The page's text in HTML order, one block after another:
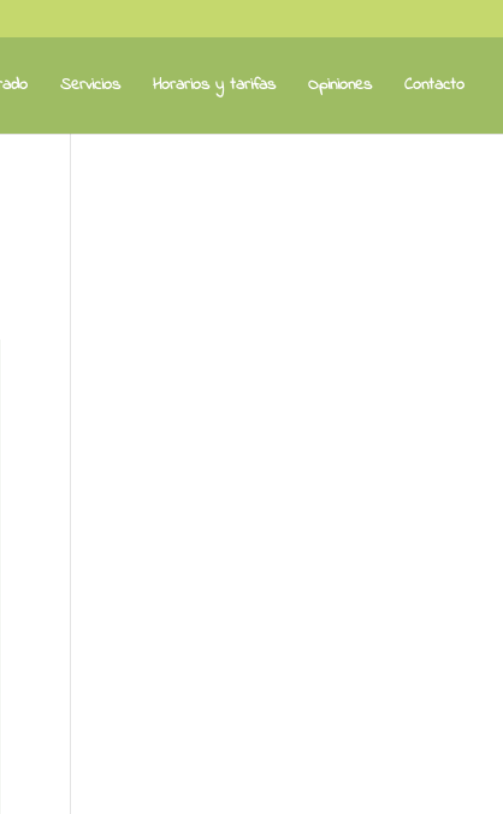
Servicios Horarios y tarifas Opiniones Contacto